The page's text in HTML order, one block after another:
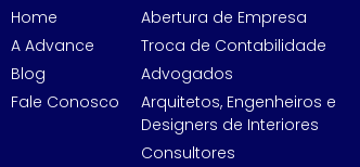
Home
A Advance
Blog
Fale Conosco
Abertura de Empresa
Troca de Contabilidade
Advogados
Arquitetos, Engenheiros e
Designers de Interiores
Consultores